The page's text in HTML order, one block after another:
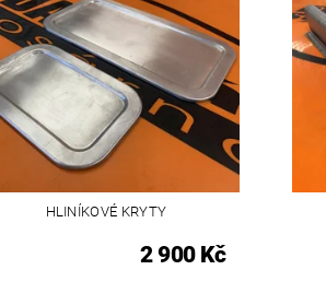
HLINÍKOVÉ KRYTY
2 900 Kč